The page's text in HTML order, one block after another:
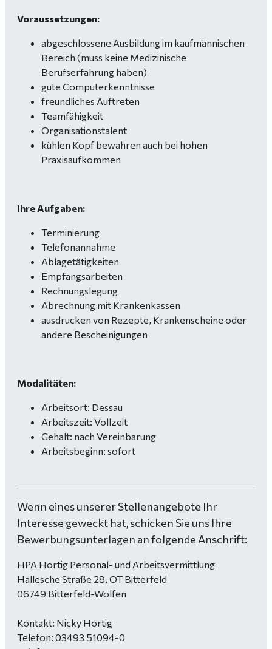
Voraussetzungen:
abgeschlossene Ausbildung im kaufmännischen
Bereich (muss keine Medizinische
Berufserfahrung haben)
gute Computerkenntnisse
freundliches Auftreten
Teamfähigkeit
Organisationstalent
kühlen Kopf bewahren auch bei hohen
Praxisaufkommen
Ihre Aufgaben:
Terminierung
Telefonannahme
Ablagetätigkeiten
Empfangsarbeiten
Rechnungslegung
Abrechnung mit Krankenkassen
ausdrucken von Rezepte, Krankenscheine oder
andere Bescheinigungen
Modalitäten:
Arbeitsort: Dessau
Arbeitszeit: Vollzeit
Gehalt: nach Vereinbarung
Arbeitsbeginn: sofort
Wenn eines unserer Stellenangebote Ihr
Interesse geweckt hat, schicken Sie uns Ihre
Bewerbungsunterlagen an folgende Anschrift:
HPA Hortig Personal- und Arbeitsvermittlung
Hallesche Straße 28, OT Bitterfeld
06749 Bitterfeld-Wolfen
Kontakt: Nicky Hortig
Telefon: 03493 51094-0